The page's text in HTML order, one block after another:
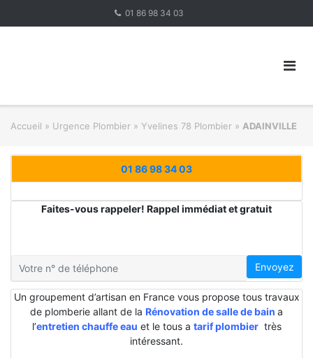
01 86 98 34 03
Accueil » Urgence Plombier » Yvelines 78 Plombier » ADAINVILLE
01 86 98 34 03
Faites-vous rappeler! Rappel immédiat et gratuit
Envoyez
Un groupement d’artisan en France vous propose tous travaux
de plomberie allant de la Rénovation de salle de bain a
l’entretien chauffe eau et le tous a tarif plombiertrès
intéressant.